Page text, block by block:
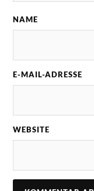
NAME
E-MAIL-ADRESSE
WEBSITE